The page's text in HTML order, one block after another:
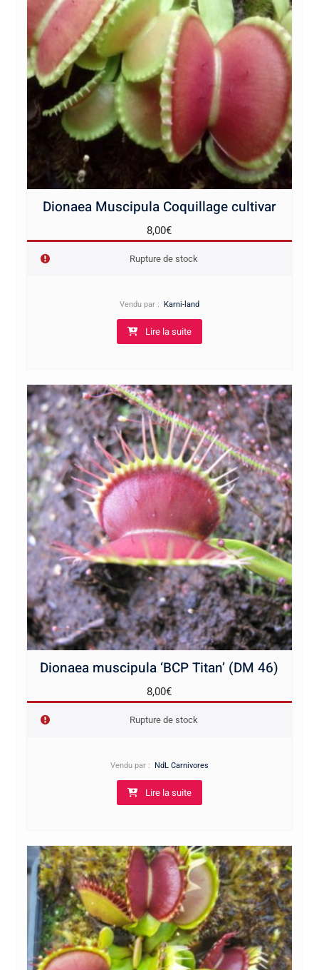
Dionaea Muscipula Coquillage cultivar
8,00€
Rupture de stock
Vendu par : Karni-land
Lire la suite
Dionaea muscipula ‘BCP Titan’ (DM 46)
8,00€
Rupture de stock
Vendu par : NdL Carnivores
Lire la suite